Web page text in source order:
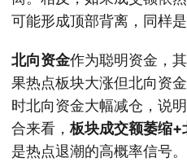
可能形成顶部背离，同样是
北向资金作为聪明资金，
果热点板块大涨但北向资
时北向资金大幅减仓，说
合来看，板块成交额萎缩+
是热点退潮的高概率信号。